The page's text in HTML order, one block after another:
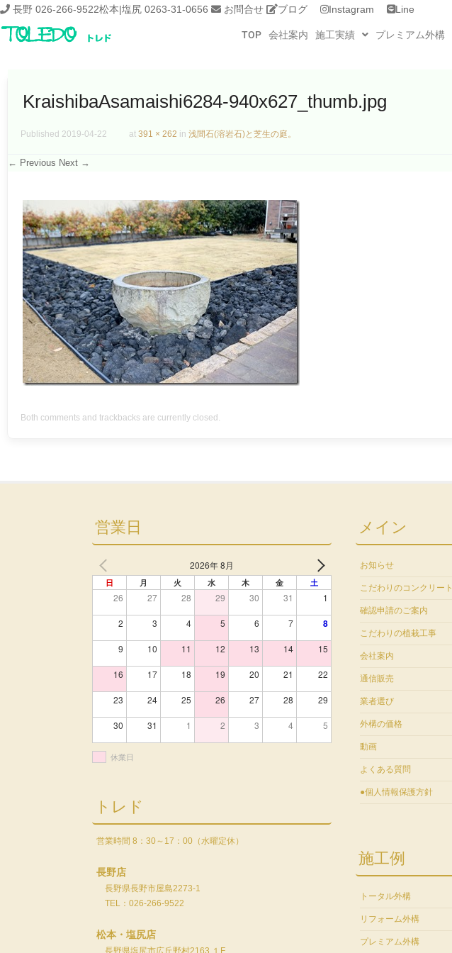
長野 026-266-9522松本|塩尻 0263-31-0656 お問合せ ブログ Instagram Line
TOP
会社案内 施工実績 プレミアム外構
KraishibaAsamaishi6284-940x627_thumb.jpg
Published 2019-04-22 at 391 × 262 in 浅間石(溶岩石)と芝生の庭。
← Previous Next →
Both comments and trackbacks are currently closed.
営業日
2026年 8月
日 月 火 水 木 金 土
26 27 28 29 30 31 1
2 3 4 5 6 7 8
9 10 11 12 13 14 15
16 17 18 19 20 21 22
23 24 25 26 27 28 29
30 31 1 2 3 4 5
休業日
トレド
営業時間 8：30～17：00（水曜定休）
長野店
長野県長野市屋島2273-1
TEL：026-266-9522
松本・塩尻店
メイン
お知らせ
こだわりのコンクリート
確認申請のご案内
こだわりの植栽工事
会社案内
通信販売
業者選び
外構の価格
動画
よくある質問
●個人情報保護方針
施工例
トータル外構
リフォーム外構
プレミアム外構